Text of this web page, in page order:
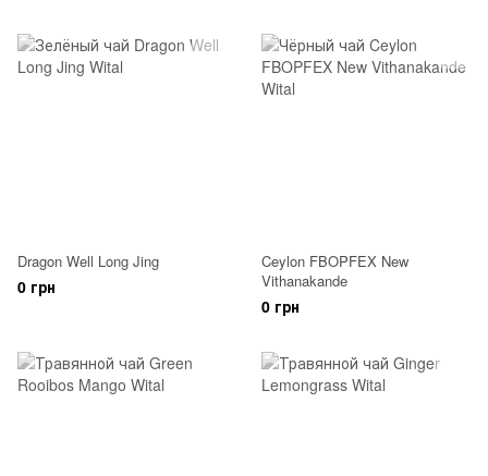
Dragon Well Long Jing
0 грн
Ceylon FBOPFEX New
Vithanakande
0 грн